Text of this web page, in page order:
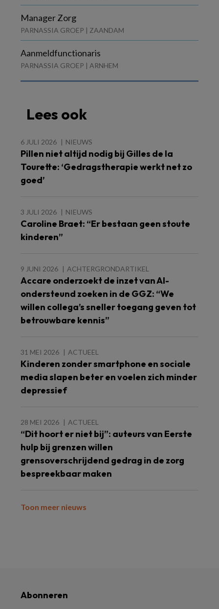
Manager Zorg
PARNASSIA GROEP | ZAANDAM
Aanmeldfunctionaris
PARNASSIA GROEP | ARNHEM
Lees ook
6 JULI 2026 NIEUWS
Pillen niet altijd nodig bij Gilles de la
Tourette: ‘Gedragstherapie werkt net zo
goed’
3 JULI 2026 NIEUWS
Caroline Braet: “Er bestaan geen stoute
kinderen”
9 JUNI 2026 ACHTERGRONDARTIKEL
Accare onderzoekt de inzet van AI-
ondersteund zoeken in de GGZ: “We
willen collega’s sneller toegang geven tot
betrouwbare kennis”
31 MEI 2026 ACTUEEL
Kinderen zonder smartphone en sociale
media slapen beter en voelen zich minder
depressief
28 MEI 2026 ACTUEEL
“Dit hoort er niet bij”: auteurs van Eerste
hulp bij grenzen willen
grensoverschrijdend gedrag in de zorg
bespreekbaar maken
Toon meer nieuws
Abonneren